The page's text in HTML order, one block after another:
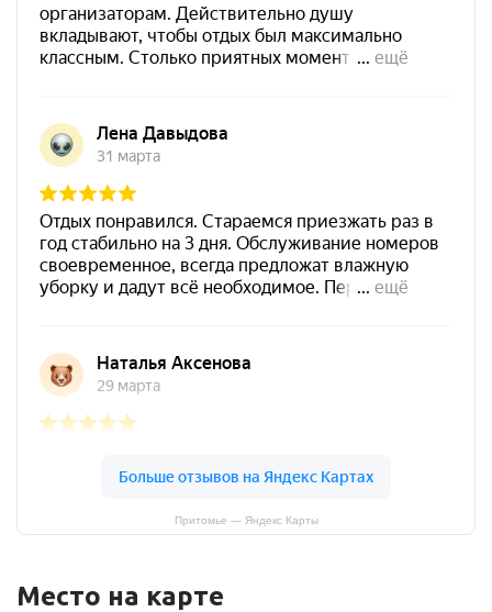
Притомье — Яндекс Карты
Место на карте